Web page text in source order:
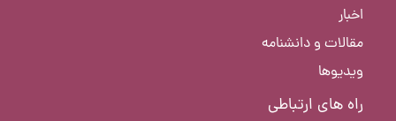
اخبار
مقالات و دانشنامه
ویدیوها
راه های ارتباطی